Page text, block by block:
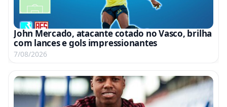
John Mercado, atacante cotado no Vasco, brilha
com lances e gols impressionantes
7/08/2026